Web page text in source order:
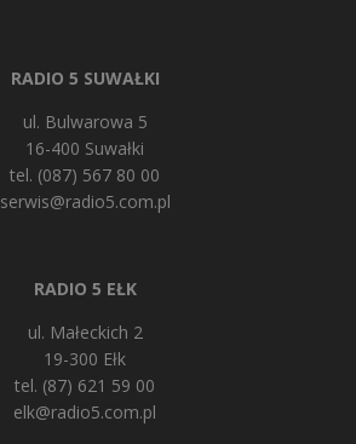
RADIO 5 SUWAŁKI
ul. Bulwarowa 5
16-400 Suwałki
tel. (087) 567 80 00
serwis@radio5.com.pl
RADIO 5 EŁK
ul. Małeckich 2
19-300 Ełk
tel. (87) 621 59 00
elk@radio5.com.pl